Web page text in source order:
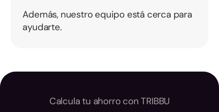
Además, nuestro equipo está cerca para
ayudarte.
Calcula tu ahorro con TRIBBU